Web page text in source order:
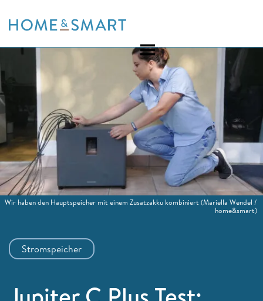
to
Stromspeicher
Wir haben den Hauptspeicher mit einem Zusatzakku kombiniert (Mariella Wendel /
home&smart)